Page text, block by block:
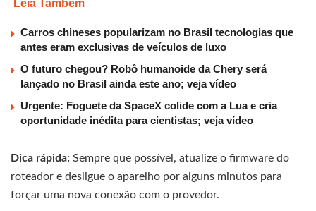
Leia Também
Carros chineses popularizam no Brasil tecnologias que
antes eram exclusivas de veículos de luxo
O futuro chegou? Robô humanoide da Chery será
lançado no Brasil ainda este ano; veja vídeo
Urgente: Foguete da SpaceX colide com a Lua e cria
oportunidade inédita para cientistas; veja vídeo
Dica rápida: Sempre que possível, atualize o firmware do
roteador e desligue o aparelho por alguns minutos para
forçar uma nova conexão com o provedor.